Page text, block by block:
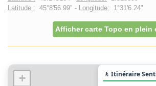
Latitude : 45°8'56.99" - Longitude: 1°31'6.24"
Afficher carte Topo en plein
+
🚶 Itinéraire